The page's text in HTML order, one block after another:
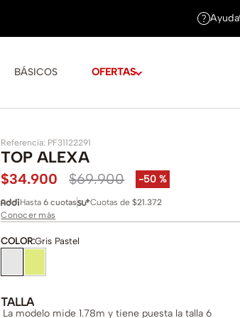
BÁSICOS OFERTAS
Ayuda
Referencia: PF31122291
TOP ALEXA
$34.900 $69.900 -50 %
Hasta6 cuotas Cuotas de$21.372
Conocer más
COLOR:Gris Pastel
TALLA
La modelo mide 1.78m y tiene puesta la talla 6